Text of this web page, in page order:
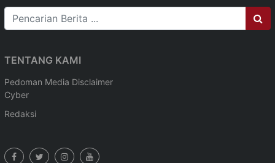
TENTANG KAMI
Pedoman Media
Cyber
Disclaimer
Redaksi